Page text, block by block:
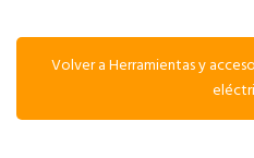
Volver a Herramientas y